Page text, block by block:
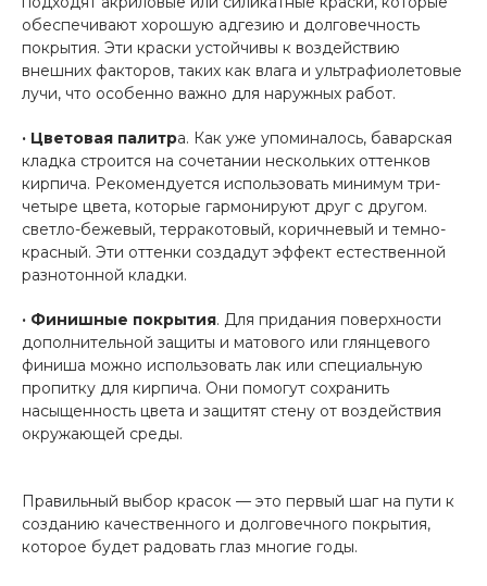
обеспечивают хорошую адгезию и долговечность
покрытия. Эти краски устойчивы к воздействию
внешних факторов, таких как влага и ультрафиолетовые
лучи, что особенно важно для наружных работ.
· Цветовая палитра. Как уже упоминалось, баварская
кладка строится на сочетании нескольких оттенков
кирпича. Рекомендуется использовать минимум три-
четыре цвета, которые гармонируют друг с другом.
светло-бежевый, терракотовый, коричневый и темно-
красный. Эти оттенки создадут эффект естественной
разнотонной кладки.
· Финишные покрытия. Для придания поверхности
дополнительной защиты и матового или глянцевого
финиша можно использовать лак или специальную
пропитку для кирпича. Они помогут сохранить
насыщенность цвета и защитят стену от воздействия
окружающей среды.
Правильный выбор красок — это первый шаг на пути к
созданию качественного и долговечного покрытия,
которое будет радовать глаз многие годы.